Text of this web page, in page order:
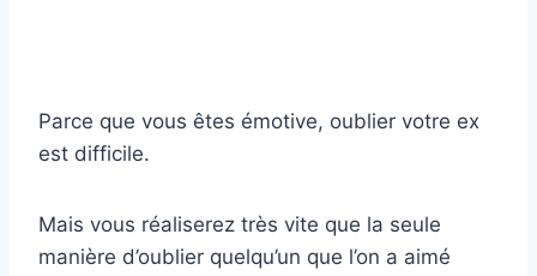
Parce que vous êtes émotive, oublier votre ex
est difficile.
Mais vous réaliserez très vite que la seule
manière d’oublier quelqu’un que l’on a aimé